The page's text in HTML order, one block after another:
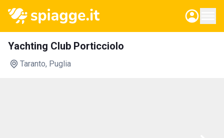
Yachting Club Porticciolo
Taranto, Puglia